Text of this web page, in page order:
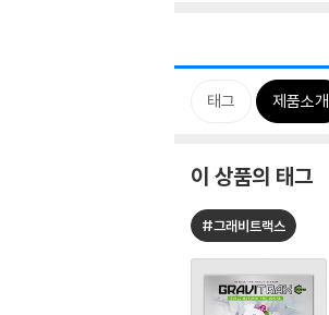
태그 제품소개
이 상품의 태그
#그래비트랙스